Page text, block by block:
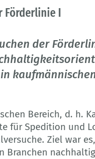
Förderlinie I
der
Bereich, d. h.
für Spedition und
Ziel war
Branchen